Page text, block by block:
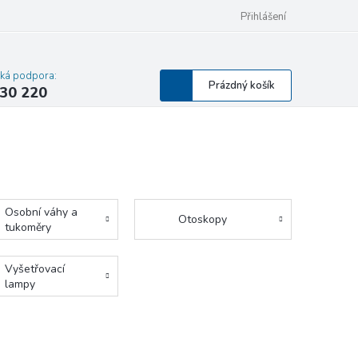
Zdravotnický prostředek
Přihlášení
podpora:
220
Nákupní
košík
Prázdný košík
Osobní váhy a
tukoměry
Otoskopy
Vyšetřovací
lampy